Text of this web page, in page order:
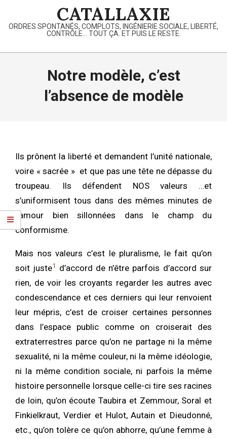
content
CATALLAXIE
ORDRES SPONTANÉS, COMPLOTS, INGÉNIERIE SOCIALE, LIBERTÉ,
CONTRÔLE… TOUT ÇA. ET PUIS LE RESTE.
Primary
Notre modèle, c’est
l’absence de modèle
Ils prônent la liberté et demandent l’unité nationale,
voire « sacrée » et que pas une tête ne dépasse du
troupeau. Ils défendent NOS valeurs …et
s’uniformisent tous dans des mêmes minutes de
l’amour bien sillonnées dans le champ du
conformisme.
Mais nos valeurs c’est le pluralisme, le fait qu’on
soit juste1
d’accord de n’être parfois d’accord sur
rien, de voir les croyants regarder les autres avec
condescendance et ces derniers qui leur renvoient
leur mépris, c’est de croiser certaines personnes
dans l’espace public comme on croiserait des
extraterrestres parce qu’on ne partage ni la même
sexualité, ni la même couleur, ni la même idéologie,
ni la même condition sociale, ni parfois la même
histoire personnelle lorsque celle-ci tire ses racines
de loin, qu’on écoute Taubira et Zemmour, Soral et
Finkielkraut, Verdier et Hulot, Autain et Dieudonné,
etc., qu’on tolère ce qu’on abhorre, qu’une femme à